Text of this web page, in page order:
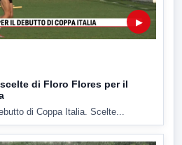
▶
di Floro Flores per il
di Coppa Italia. Scelte...